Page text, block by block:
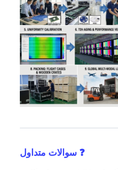
❓ سوالات متداول